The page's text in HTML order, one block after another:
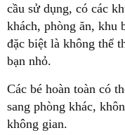
cầu sử dụng, có các
khách, phòng ăn, khu
đặc biệt là không thể
bạn nhỏ.
Các bé hoàn toàn có
sang phòng khác,
không gian.